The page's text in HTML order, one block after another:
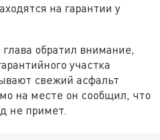
на гарантии у
обратил внимание,
участка
свежий асфальт
на месте он сообщил, что
не примет.